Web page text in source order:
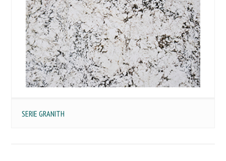
SERIE GRANITH